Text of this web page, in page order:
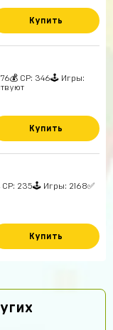
Купить
76💰 CP: 346🕹 Игры:
Купить
CP: 235🕹 Игры: 2168✅
Купить